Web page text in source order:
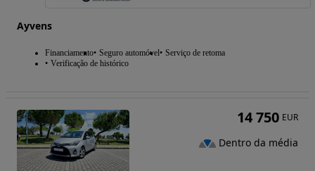
Ayvens
Financiamento Seguro automóvel Serviço de retoma
Verificação de histórico
14 750 EUR
Dentro da média